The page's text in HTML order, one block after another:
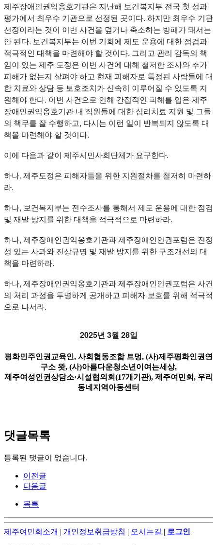
제주장애인권익옹호기관은 지난해 보건복지부 전국 첫 성과
평가에서 최우수 기관으로 선정된 곳이다. 하지만 최우수 기관
선정이라는 것이 이번 사건을 덮거나 축소하는 방패가 돼서는
안 된다. 보건복지부는 이번 기회에 제도 운용에 대한 점검과
적극적인 대책을 마련해야 할 것이다. 그리고 관리 감독의 책
임이 있는 제주 도정은 이번 사건에 대해 철저한 조사와 추가
피해가 없는지 살펴야 하고 현재 피해자로 특정된 사람들에 대
한 치료와 상담 등 보호조치가 신속히 이루어질 수 있도록 지
원해야 한다. 이번 사건으로 인해 간접적인 피해를 입은 제주
장애인권익옹호기관 내 직원들에 대한 심리치료 지원 및 그들
의 책무를 잘 수행하고, 다시는 이런 일이 반복되지 않도록 대
책을 마련해야 할 것이다.
이에 다음과 같이 제주시민사회단체가 요구한다.
하나. 제주도정은 피해자들을 위한 지원절차를 철저히 마련하
라.
하나, 보건복지부는 전수조사를 통해서 제도 운용에 대한 점검
및 재발 방지를 위한 대책을 적극적으로 마련하라.
하나, 제주장애인권익옹호기관과 제주장애인인권포럼은 진정
성 있는 사과와 진상규명 및 재발 방지를 위한 구조개선의 대
책을 마련하라.
하나, 제주장애인권익옹호기관과 제주장애인인권포럼은 사건
의 처리 과정을 투명하게 공개하고 피해자 보호를 위해 적극적
으로 나서라.
2025년 3월 28일
평화민주인권교육인, 사회협동조합 트멍, (사)제주평화인권연
구소 왓, (사)아름다운청소년이여는세상,
제주여성인권상담소·시설협의회(17개기관), 제주여민회, 우리
동네지역아동센터
댓글목록
등록된 댓글이 없습니다.
이전글
다음글
목록
제주여민회소개 | 개인정보취급방침 | 오시는길 | 로그인